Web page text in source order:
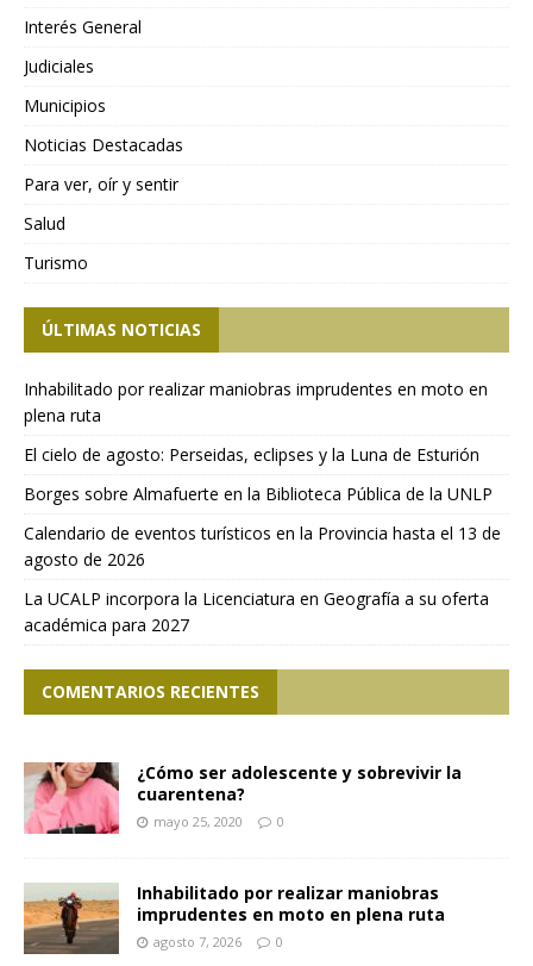
Interés General
Judiciales
Municipios
Noticias Destacadas
Para ver, oír y sentir
Salud
Turismo
ÚLTIMAS NOTICIAS
Inhabilitado por realizar maniobras imprudentes en moto en
plena ruta
El cielo de agosto: Perseidas, eclipses y la Luna de Esturión
Borges sobre Almafuerte en la Biblioteca Pública de la UNLP
Calendario de eventos turísticos en la Provincia hasta el 13 de
agosto de 2026
La UCALP incorpora la Licenciatura en Geografía a su oferta
académica para 2027
COMENTARIOS RECIENTES
¿Cómo ser adolescente y sobrevivir la
cuarentena?
mayo 25, 2020 0
Inhabilitado por realizar maniobras
imprudentes en moto en plena ruta
agosto 7, 2026 0